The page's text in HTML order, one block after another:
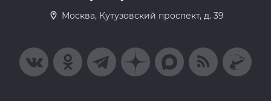
Москва, Кутузовский проспект, д. 39